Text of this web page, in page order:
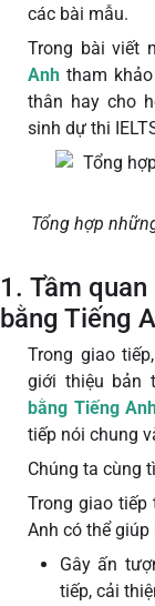
các bài mẫu.
Trong bài viết
Anh tham
thân hay cho
sinh dự thi
Tổng hợp
1. Tầm
bằng Tiếng
Trong giao
giới thiệu bản
bằng Tiếng
tiếp nói chung
Chúng ta cùng
Trong giao tiếp
Anh có thể giúp
Gây ấn
tiếp, cải